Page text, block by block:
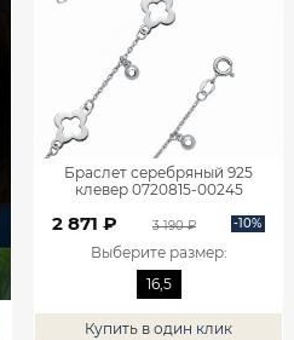
Браслет серебряный 925
клевер 0720815-00245
2 871 ₽ 3 190 ₽ -10%
Выберите размер:
16,5
Купить в один клик